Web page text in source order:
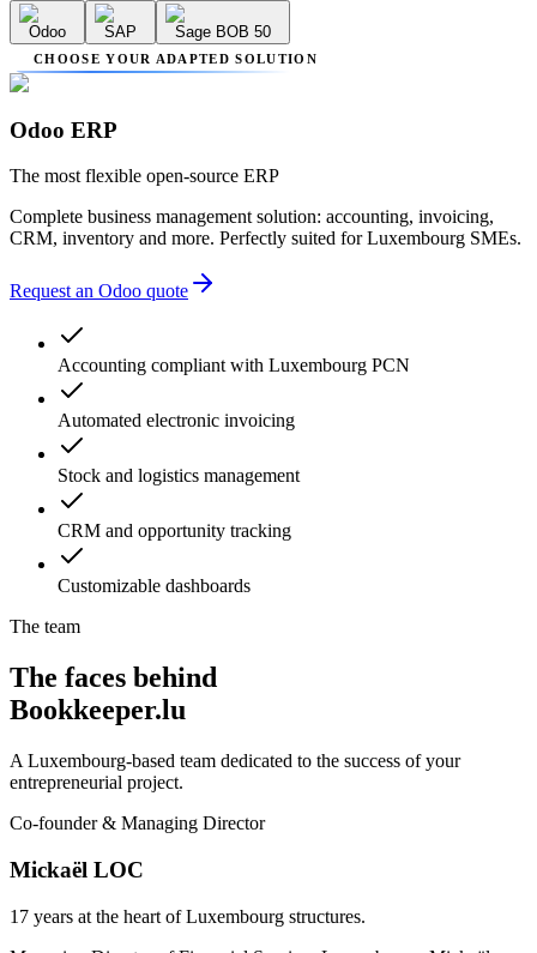
Odoo SAP Sage BOB 50
CHOOSE YOUR ADAPTED SOLUTION
Odoo ERP
The most flexible open-source ERP
Complete business management solution: accounting, invoicing,
CRM, inventory and more. Perfectly suited for Luxembourg SMEs.
Request an Odoo quote
Accounting compliant with Luxembourg PCN
Automated electronic invoicing
Stock and logistics management
CRM and opportunity tracking
Customizable dashboards
The team
The faces behind
Bookkeeper.lu
A Luxembourg-based team dedicated to the success of your
entrepreneurial project.
Co-founder & Managing Director
Mickaël LOC
17 years at the heart of Luxembourg structures.